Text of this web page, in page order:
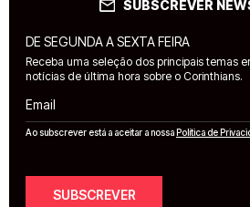
SUBSCREVER
DE SEGUNDA A SEXTA FEIRA
Receba uma seleção dos principais temas
notícias de última hora sobre o Corinthians.
Email
Ao subscrever está a aceitar a nossaPolítica de
SUBSCREVER